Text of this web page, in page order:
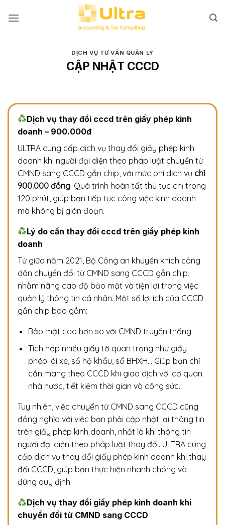
qua
DỊCH VỤ TƯ VẤN QUẢN LÝ
CẬP NHẬT CCCD
Dịch vụ thay đổi cccd trên giấy phép kinh
doanh – 900.000đ
ULTRA cung cấp dịch vụ thay đổi giấy phép kinh
doanh khi người đại diện theo pháp luật chuyển từ
CMND sang CCCD gắn chip, với mức phí dịch vụ chỉ
900.000 đồng. Quá trình hoàn tất thủ tục chỉ trong
120 phút, giúp bạn tiếp tục công việc kinh doanh
mà không bị gián đoạn.
Lý do cần thay đổi cccd trên giấy phép kinh
doanh
Từ giữa năm 2021, Bộ Công an khuyến khích công
dân chuyển đổi từ CMND sang CCCD gắn chip,
nhằm nâng cao độ bảo mật và tiện lợi trong việc
quản lý thông tin cá nhân. Một số lợi ích của CCCD
gắn chip bao gồm:
Bảo mật cao hơn so với CMND truyền thống.
Tích hợp nhiều giấy tờ quan trọng như giấy
phép lái xe, sổ hộ khẩu, sổ BHXH… Giúp bạn chỉ
cần mang theo CCCD khi giao dịch với cơ quan
nhà nước, tiết kiệm thời gian và công sức.
Tuy nhiên, việc chuyển từ CMND sang CCCD cũng
đồng nghĩa với việc bạn phải cập nhật lại thông tin
trên giấy phép kinh doanh, nhất là khi thông tin
người đại diện theo pháp luật thay đổi. ULTRA cung
cấp dịch vụ thay đổi giấy phép kinh doanh khi thay
đổi CCCD, giúp bạn thực hiện nhanh chóng và
đúng quy định.
Dịch vụ thay đổi giấy phép kinh doanh khi
chuyển đổi từ CMND sang CCCD